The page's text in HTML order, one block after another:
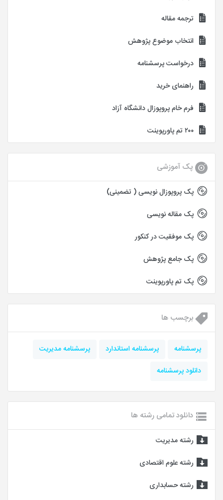
ترجمه مقاله
انتخاب موضوع پژوهش
درخواست پرسشنامه
راهنمای خرید
فرم خام پروپوزال دانشگاه آزاد
۲۰۰ تم پاورپوینت
پک آموزشی
پک پروپوزال نویسی ( تضمینی)
پک مقاله نویسی
پک موفقیت در کنکور
پک جامع پژوهش
پک تم پاورپوینت
برچسب ها
پرسشنامه پرسشنامه استاندارد
پرسشنامه مديريت
دانلود پرسشنامه
دانلود تمامی رشته ها
رشته مدیریت
رشته علوم اقتصادی
رشته حسابداری